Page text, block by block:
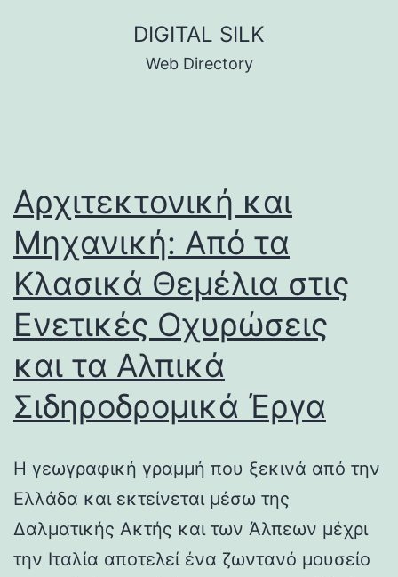
DIGITAL SILK
Web Directory
Αρχιτεκτονική και
Μηχανική: Από τα
Κλασικά Θεμέλια στις
Ενετικές Οχυρώσεις
και τα Αλπικά
Σιδηροδρομικά Έργα
Η γεωγραφική γραμμή που ξεκινά από την
Ελλάδα και εκτείνεται μέσω της
Δαλματικής Ακτής και των Άλπεων μέχρι
την Ιταλία αποτελεί ένα ζωντανό μουσείο